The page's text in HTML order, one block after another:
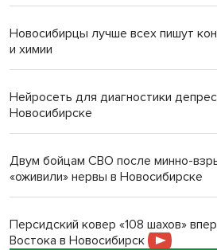
Новосибирцы лучше всех пишут
и химии
Нейросеть для диагностики
Новосибирске
Двум бойцам СВО после минно-
«оживили» нервы в Новосибирске
Персидский ковер «108 шахов»
Востока в Новосибирск